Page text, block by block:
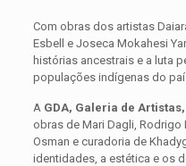
Com obras dos artistas
Esbell e Joseca Mokahesi
histórias ancestrais e a luta
populações indígenas do
A GDA, Galeria de Artistas,
obras de Mari Dagli, Rodrigo
Osman e curadoria de
identidades, a estética e os